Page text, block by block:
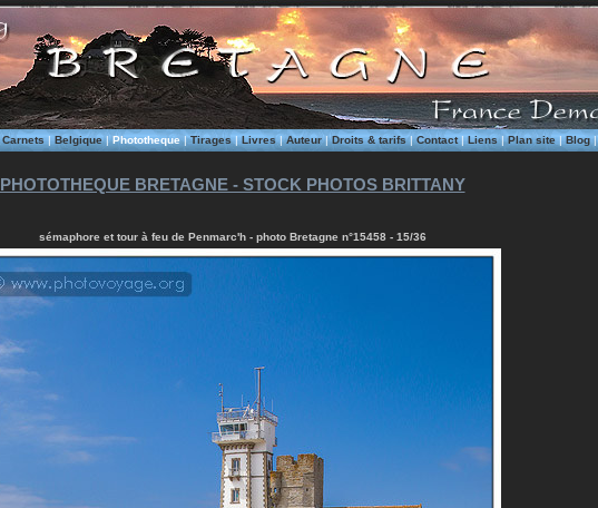
Carnets|Belgique|Phototheque|Tirages|Livres|Auteur|Droits & tarifs|Contact|Liens|Plan site|Blog|
PHOTOTHEQUE BRETAGNE - STOCK PHOTOS BRITTANY
sémaphore et tour à feu de Penmarc'h - photo Bretagne n°15458 - 15/36